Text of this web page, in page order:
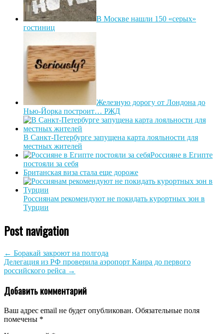
В Москве нашли 150 «серых»
гостиниц
Железную дорогу от Лондона до
Нью-Йорка построит… РЖД
В Санкт-Петербурге запущена карта лояльности для
местных жителей
Россияне в Египте
постояли за себя
Британская виза стала еще дороже
Россиянам рекомендуют не покидать курортных зон в
Турции
Post navigation
← Боракай закроют на полгода
Делегация из РФ проверила аэропорт Каира до первого
российского рейса →
Добавить комментарий
Ваш адрес email не будет опубликован. Обязательные поля
помечены *